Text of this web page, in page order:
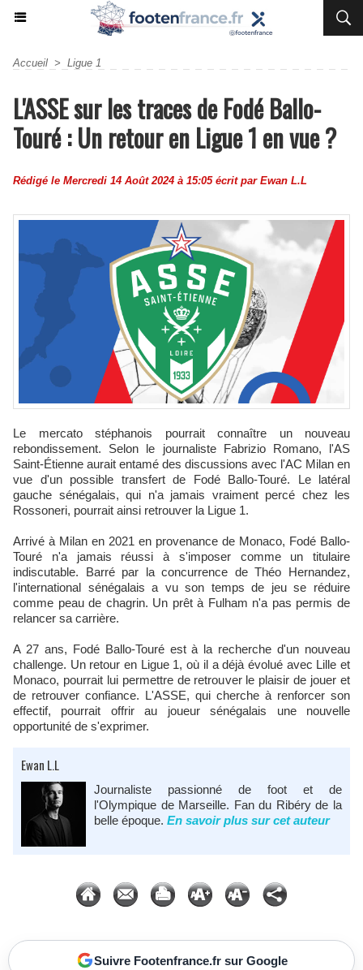
Accueil > Ligue 1
L'ASSE sur les traces de Fodé Ballo-
Touré : Un retour en Ligue 1 en vue ?
Rédigé le Mercredi 14 Août 2024 à 15:05 écrit par Ewan L.L
Le mercato stéphanois pourrait connaître un nouveau
rebondissement. Selon le journaliste Fabrizio Romano, l'AS
Saint-Étienne aurait entamé des discussions avec l'AC Milan en
vue d'un possible transfert de Fodé Ballo-Touré. Le latéral
gauche sénégalais, qui n'a jamais vraiment percé chez les
Rossoneri, pourrait ainsi retrouver la Ligue 1.
Arrivé à Milan en 2021 en provenance de Monaco, Fodé Ballo-
Touré n'a jamais réussi à s'imposer comme un titulaire
indiscutable. Barré par la concurrence de Théo Hernandez,
l'international sénégalais a vu son temps de jeu se réduire
comme peau de chagrin. Un prêt à Fulham n'a pas permis de
relancer sa carrière.
A 27 ans, Fodé Ballo-Touré est à la recherche d'un nouveau
challenge. Un retour en Ligue 1, où il a déjà évolué avec Lille et
Monaco, pourrait lui permettre de retrouver le plaisir de jouer et
de retrouver confiance. L'ASSE, qui cherche à renforcer son
effectif, pourrait offrir au joueur sénégalais une nouvelle
opportunité de s'exprimer.
Ewan L.L
Journaliste passionné de foot et de
l'Olympique de Marseille. Fan du Ribéry de la
belle époque. En savoir plus sur cet auteur
Suivre Footenfrance.fr sur Google